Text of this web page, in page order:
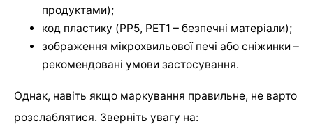
продуктами);
код пластику (PP5, PET1 – безпечні матеріали);
зображення мікрохвильової печі або сніжинки –
рекомендовані умови застосування.
Однак, навіть якщо маркування правильне, не варто
розслаблятися. Зверніть увагу на: